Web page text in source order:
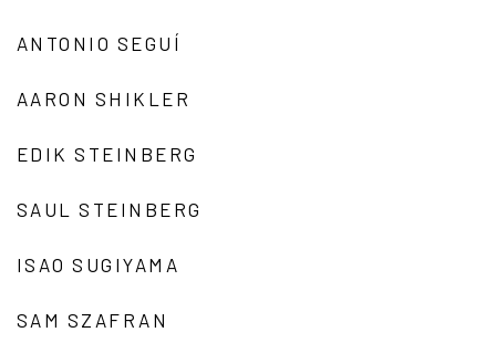
ANTONIO SEGUÍ
AARON SHIKLER
EDIK STEINBERG
SAUL STEINBERG
ISAO SUGIYAMA
SAM SZAFRAN